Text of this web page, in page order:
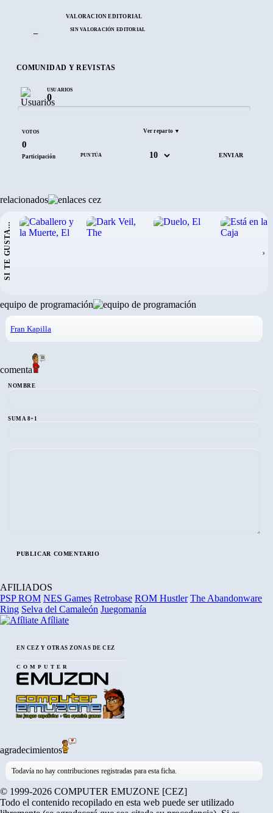
–
VALORACIÓN EDITORIAL
SIN VALORACIÓN EDITORIAL
COMUNIDAD Y REVISTAS
USUARIOS
0
VOTOS
0
Participación
Ver reparto ▼
PUNTÚA
relacionados
SI TE GUSTA... ›
equipo de programación
Fran Kapilla
comenta
NOMBRE
SUMA 8+1
AFILIADOS
PSP ROM NES Games Retrobase ROM Hustler The Abandonware
Ring Selva del Camaleón Juegomanía
Afíliate
EN CEZ Y OTRAS ZONAS DE CEZ
COMPUTER
agradecimientos
Todavía no hay contribuciones registradas para esta ficha.
© 1999-2026 COMPUTER EMUZONE [CEZ]
Todo el contenido recopilado en esta web puede ser utilizado